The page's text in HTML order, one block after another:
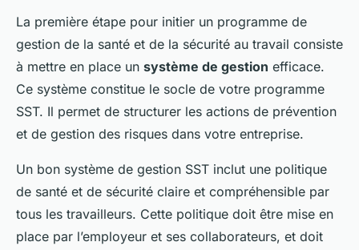
La première étape pour initier un programme de
gestion de la santé et de la sécurité au travail consiste
à mettre en place un système de gestion efficace.
Ce système constitue le socle de votre programme
SST. Il permet de structurer les actions de prévention
et de gestion des risques dans votre entreprise.
Un bon système de gestion SST inclut une politique
de santé et de sécurité claire et compréhensible par
tous les travailleurs. Cette politique doit être mise en
place par l’employeur et ses collaborateurs, et doit